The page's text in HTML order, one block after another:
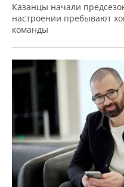
Казанцы начали
настроении пребывают
команды